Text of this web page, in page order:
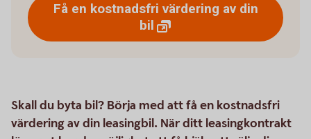
Få en kostnadsfri värdering av din
bil
Skall du byta bil? Börja med att få en kostnadsfri
värdering av din leasingbil. När ditt leasingkontrakt